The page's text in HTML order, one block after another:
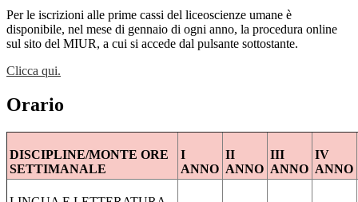
Per le iscrizioni alle prime cassi del liceoscienze umane è
disponibile, nel mese di gennaio di ogni anno, la procedura online
sul sito del MIUR, a cui si accede dal pulsante sottostante.
Clicca qui.
Orario
DISCIPLINE/MONTE ORE
SETTIMANALE
I
ANNO
II
ANNO
III
ANNO
IV
ANNO